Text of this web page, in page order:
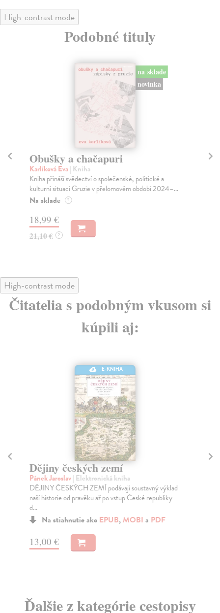
High-contrast mode
Podobné tituly
na sklade
novinka
Obušky a chačapuri
Karlíková Eva| Kniha
Kniha přináší svědectví o společenské, politické a
kulturní situaci Gruzie v přelomovém období 2024–...
Na sklade ?
18,99 €
21,10 € ?
High-contrast mode
Čitatelia s podobným vkusom si
kúpili aj:
E-KNIHA
Dějiny českých zemí
Pánek Jaroslav| Elektronická kniha
DĚJINY ČESKÝCH ZEMÍ podávají soustavný výklad
naší historie od pravěku až po vstup České republiky
d...
Na stiahnutie ako EPUB,MOBI a PDF
13,00 €
Ďalšie z kategórie cestopisy